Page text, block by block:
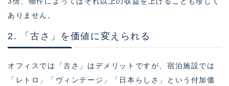
ありません。
2. 「古さ」を価値に変えられる
オフィスでは「古さ」はデメリットですが、宿泊施設では
「レトロ」「ヴィンテージ」「日本らしさ」という付加価